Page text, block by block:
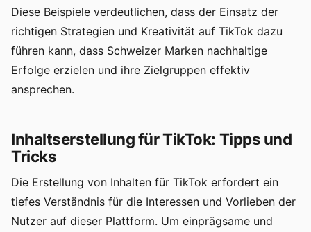
Diese Beispiele verdeutlichen, dass der Einsatz der
richtigen Strategien und Kreativität auf TikTok dazu
führen kann, dass Schweizer Marken nachhaltige
Erfolge erzielen und ihre Zielgruppen effektiv
ansprechen.
Inhaltserstellung für TikTok: Tipps und
Tricks
Die Erstellung von Inhalten für TikTok erfordert ein
tiefes Verständnis für die Interessen und Vorlieben der
Nutzer auf dieser Plattform. Um einprägsame und